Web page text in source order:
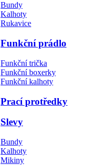
Bundy
Kalhoty
Rukavice
Funkční prádlo
Funkční trička
Funkční boxerky
Funkční kalhoty
Prací protředky
Slevy
Bundy
Kalhoty
Mikiny